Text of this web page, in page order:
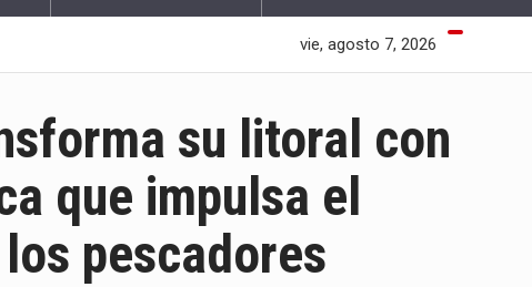
vie, agosto 7, 2026
su litoral con
que impulsa el
pescadores